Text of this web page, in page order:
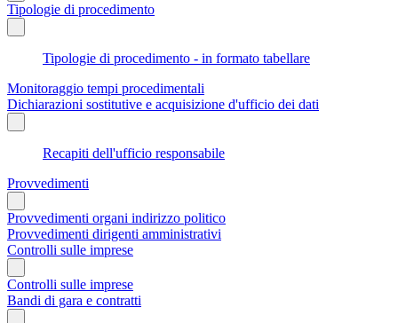
Tipologie di procedimento
Tipologie di procedimento - in formato tabellare
Monitoraggio tempi procedimentali
Dichiarazioni sostitutive e acquisizione d'ufficio dei dati
Recapiti dell'ufficio responsabile
Provvedimenti
Provvedimenti organi indirizzo politico
Provvedimenti dirigenti amministrativi
Controlli sulle imprese
Controlli sulle imprese
Bandi di gara e contratti